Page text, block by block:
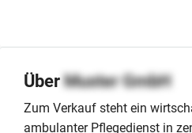
ÜberMuster GmbH
Zum Verkauf steht ein
ambulanter Pflegedienst in